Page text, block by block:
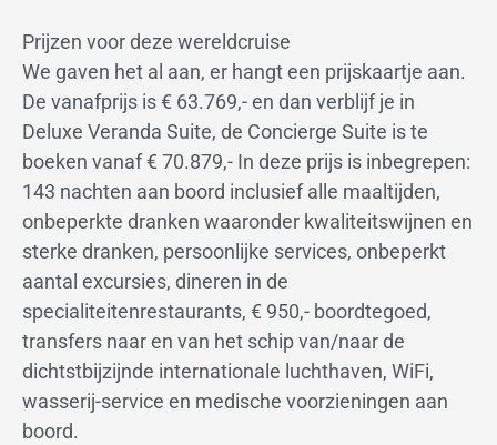
Prijzen voor deze wereldcruise
We gaven het al aan, er hangt een prijskaartje aan.
De vanafprijs is € 63.769,- en dan verblijf je in
Deluxe Veranda Suite, de Concierge Suite is te
boeken vanaf € 70.879,- In deze prijs is inbegrepen:
143 nachten aan boord inclusief alle maaltijden,
onbeperkte dranken waaronder kwaliteitswijnen en
sterke dranken, persoonlijke services, onbeperkt
aantal excursies, dineren in de
specialiteitenrestaurants, € 950,- boordtegoed,
transfers naar en van het schip van/naar de
dichtstbijzijnde internationale luchthaven, WiFi,
wasserij-service en medische voorzieningen aan
boord.